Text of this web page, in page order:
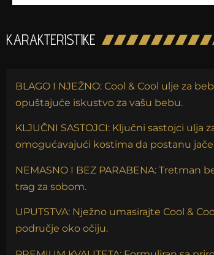
KARAKTERISTIKE
BLAGO I NJEŽNO: Cool & Cool ulje za
opuštajuće iskustvo za vašu bebu.
KLJUČNI SASTOJCI: Ključni sastojci
omogućavajući kostima da postanu
NEMASNO I BEZ PARABENA:
trag za sobom.
UPUTSTVA: Nježno umasirajte Cool &
područje oko očiju.